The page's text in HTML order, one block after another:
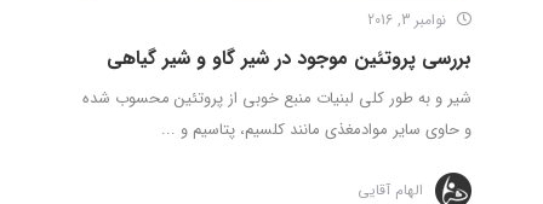
نوامبر 3, 2016
بررسی پروتئین موجود در شیر گاو و شیر گیاهی
شیر و به طور کلی لبنیات منبع خوبی از پروتئین محسوب شده
و حاوی سایر موادمغذی مانند کلسیم، پتاسیم و ...
الهام آقایی